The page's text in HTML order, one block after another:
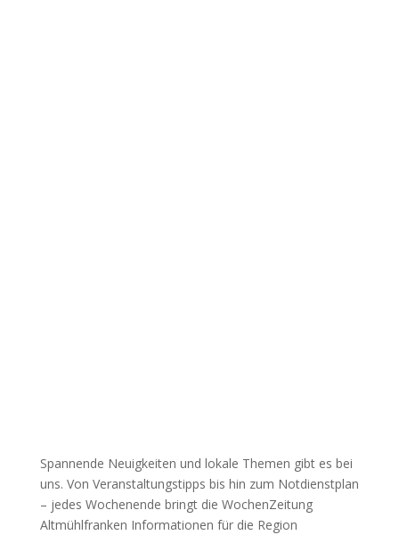
Spannende Neuigkeiten und lokale Themen gibt es bei
uns. Von Veranstaltungstipps bis hin zum Notdienstplan
– jedes Wochenende bringt die WochenZeitung
Altmühlfranken Informationen für die Region